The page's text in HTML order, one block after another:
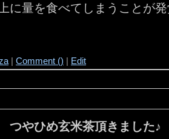
に量を食べてしまうことが
| Comment () | Edit
やひめ玄米茶頂きました♪